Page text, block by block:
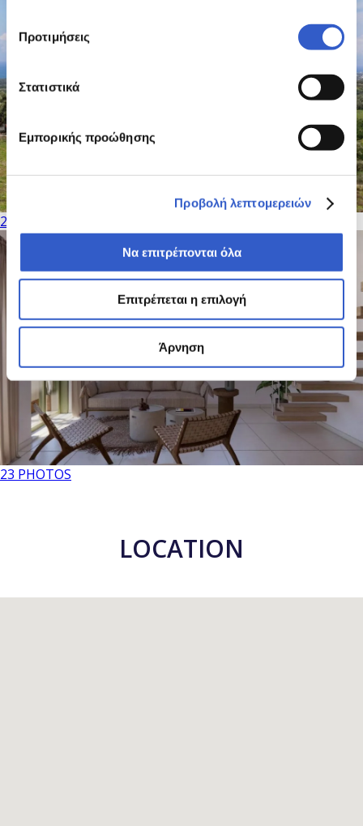
Προτιμήσεις
Στατιστικά
Εμπορικής προώθησης
Προβολή λεπτομερειών
Να επιτρέπονται όλα
Επιτρέπεται η επιλογή
Άρνηση
23 PHOTOS
23 PHOTOS
LOCATION